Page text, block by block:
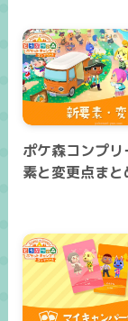
ポケ森コンプ
素と変更点まと